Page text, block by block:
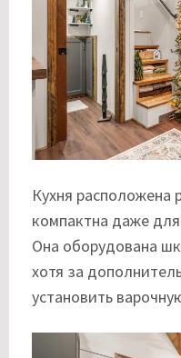
Кухня расположена
компактна даже
Она оборудована
хотя за
установить